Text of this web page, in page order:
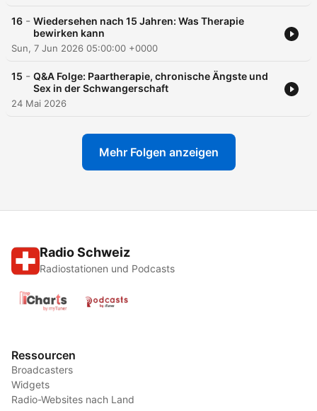
16 - Wiedersehen nach 15 Jahren: Was Therapie
bewirken kann
Sun, 7 Jun 2026 05:00:00 +0000
15 - Q&A Folge: Paartherapie, chronische Ängste und
Sex in der Schwangerschaft
24 Mai 2026
Mehr Folgen anzeigen
Radio Schweiz
Radiostationen und Podcasts
Ressourcen
Broadcasters
Widgets
Radio-Websites nach Land